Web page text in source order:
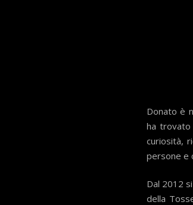
Donato è
ha trovato
curiosità,
persone e
Dal 2012
della